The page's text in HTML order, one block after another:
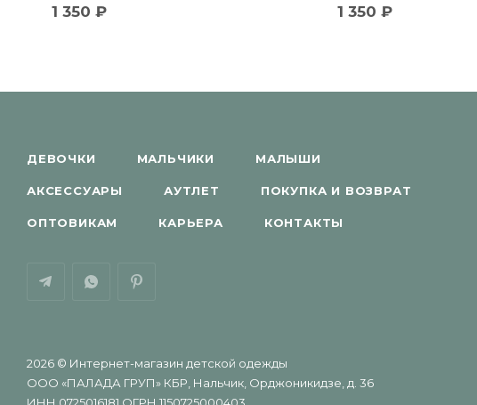
1 350 ₽ 1 350 ₽
ДЕВОЧКИ МАЛЬЧИКИ МАЛЫШИ
АКСЕССУАРЫ АУТЛЕТ ПОКУПКА И ВОЗВРАТ
ОПТОВИКАМ КАРЬЕРА КОНТАКТЫ
2026 © Интернет-магазин детской одежды
ООО «ПАЛАДА ГРУП» КБР, Нальчик, Орджоникидзе, д. 36